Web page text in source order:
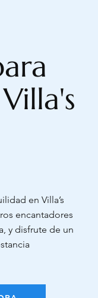
en Villa’s
encantadores
y disfrute de un